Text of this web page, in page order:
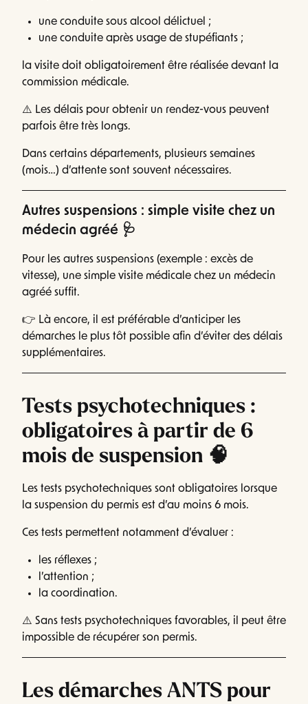
une conduite sous alcool délictuel ;
une conduite après usage de stupéfiants ;
la visite doit obligatoirement être réalisée devant la
commission médicale.
⚠️ Les délais pour obtenir un rendez-vous peuvent
parfois être très longs.
Dans certains départements, plusieurs semaines
(mois…) d’attente sont souvent nécessaires.
Autres suspensions : simple visite chez un
médecin agréé 🩺
Pour les autres suspensions (exemple : excès de
vitesse), une simple visite médicale chez un médecin
agréé suffit.
👉 Là encore, il est préférable d’anticiper les
démarches le plus tôt possible afin d’éviter des délais
supplémentaires.
Tests psychotechniques :
obligatoires à partir de 6
mois de suspension 🧠
Les tests psychotechniques sont obligatoires lorsque
la suspension du permis est d’au moins 6 mois.
Ces tests permettent notamment d’évaluer :
les réflexes ;
l’attention ;
la coordination.
⚠️ Sans tests psychotechniques favorables, il peut être
impossible de récupérer son permis.
Les démarches ANTS pour